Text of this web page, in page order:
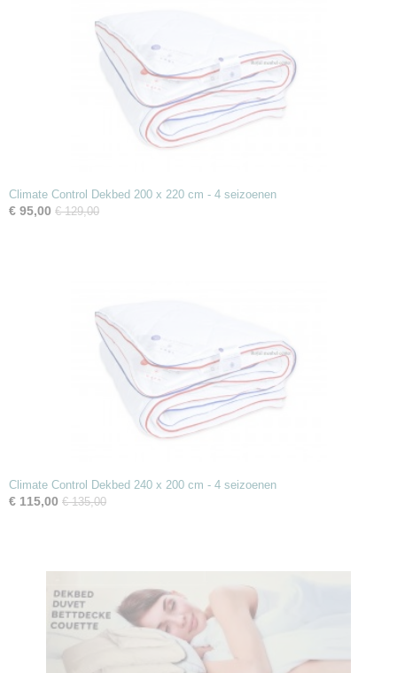
Climate Control Dekbed 200 x 220 cm - 4 seizoenen
€ 95,00 € 129,00
Climate Control Dekbed 240 x 200 cm - 4 seizoenen
€ 115,00 € 135,00